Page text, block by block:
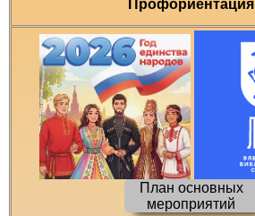
Профориентация
План основных
мероприятий